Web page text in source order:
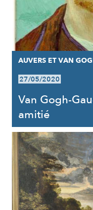
AUVERS ET VAN
27/05/2020
Van Gogh-
amitié